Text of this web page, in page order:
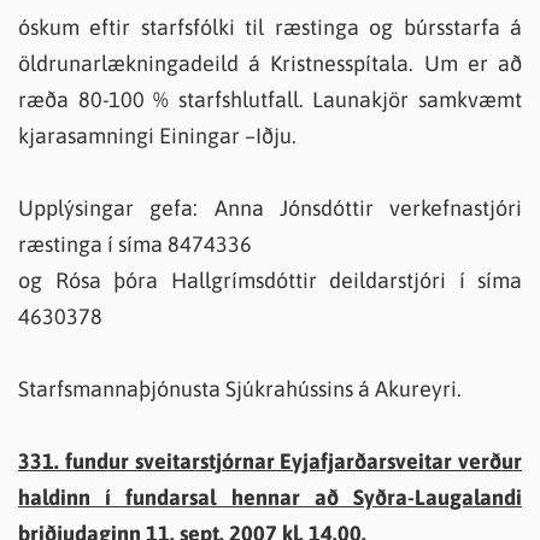
óskum eftir starfsfólki til ræstinga og búrsstarfa á
öldrunarlækningadeild á Kristnesspítala. Um er að
ræða 80-100 % starfshlutfall. Launakjör samkvæmt
kjarasamningi Einingar –Iðju.
Upplýsingar gefa: Anna Jónsdóttir verkefnastjóri
ræstinga í síma 8474336
og Rósa þóra Hallgrímsdóttir deildarstjóri í síma
4630378
Starfsmannaþjónusta Sjúkrahússins á Akureyri.
331. fundur sveitarstjórnar Eyjafjarðarsveitar verður
haldinn í fundarsal hennar að Syðra-Laugalandi
þriðjudaginn 11. sept. 2007 kl. 14.00.